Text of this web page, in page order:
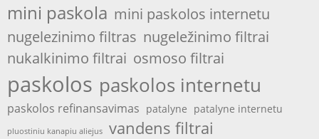
mini paskola mini paskolos internetu
nugelezinimo filtras nugeležinimo filtrai
nukalkinimo filtrai osmoso filtrai
paskolos paskolos internetu
paskolos refinansavimas patalyne patalyne internetu
pluostiniu kanapiu aliejus vandens filtrai